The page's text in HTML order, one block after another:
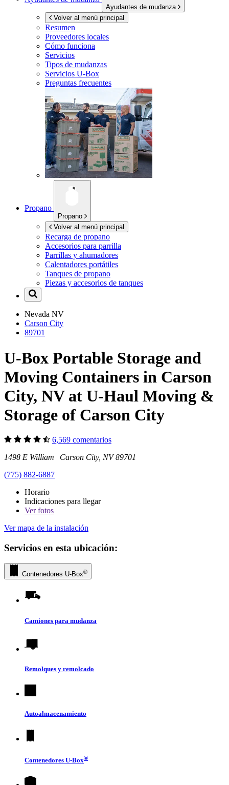
Ayudantes de mudanza
Volver al menú principal
Resumen
Proveedores locales
Cómo funciona
Servicios
Tipos de mudanzas
Servicios U-Box
Preguntas frecuentes
Propano
Propano
Volver al menú principal
Recarga de propano
Accesorios para parrilla
Parrillas y ahumadores
Calentadores portátiles
Tanques de propano
Piezas y accesorios de tanques
Nevada NV
Carson City
89701
U-Box Portable Storage and
Moving Containers in Carson
City, NV at U-Haul Moving &
Storage of Carson City
6,569 comentarios
1498 E William Carson City, NV 89701
(775) 882-6887
Horario
Indicaciones para llegar
Verfotos
Ver mapa de la instalación
Servicios en esta ubicación:
Contenedores U-Box®
Camiones para mudanza
Remolques y remolcado
Autoalmacenamiento
Contenedores U-Box®